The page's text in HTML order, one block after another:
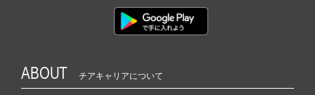
ABOUT チアキャリアについて